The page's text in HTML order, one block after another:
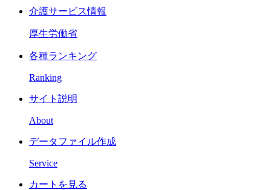
介護サービス情報
厚生労働省
各種ランキング
Ranking
サイト説明
About
データファイル作成
Service
カートを見る